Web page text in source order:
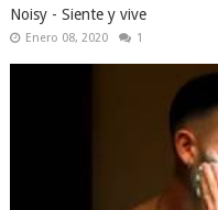
Noisy - Siente y vive
Enero 08, 2020 1